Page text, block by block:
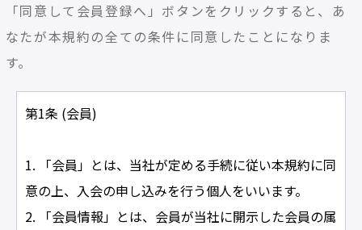
「同意して会員登録へ」ボタンをクリックすると、あ
なたが本規約の全ての条件に同意したことになりま
す。